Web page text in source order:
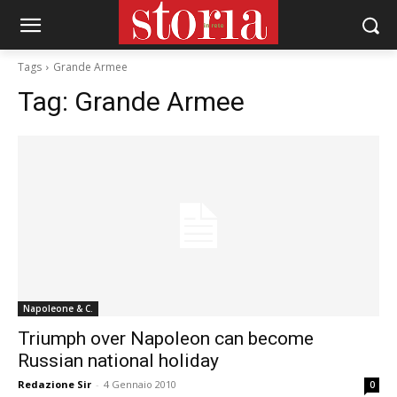
Tags Grande Armee
Tag: Grande Armee
Napoleone & C.
Triumph over Napoleon can become
Russian national holiday
Redazione Sir - 4 Gennaio 2010 0